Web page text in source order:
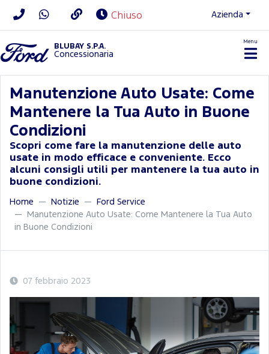
Chiuso Azienda
BLUBAY S.P.A.
Concessionaria
Menu
Manutenzione Auto Usate: Come
Mantenere la Tua Auto in Buone
Condizioni
Scopri come fare la manutenzione delle auto
usate in modo efficace e conveniente. Ecco
alcuni consigli utili per mantenere la tua auto in
buone condizioni.
Home Notizie
Ford Service
Manutenzione Auto Usate: Come Mantenere la Tua Auto
in Buone Condizioni
07 febbraio 2023